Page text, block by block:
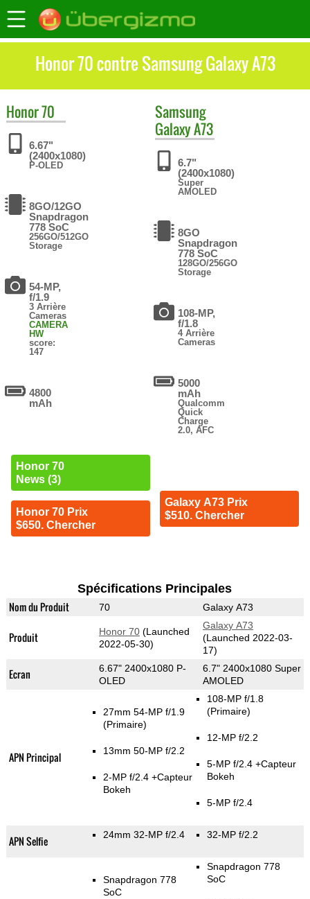
Honor 70 contre Samsung Galaxy A73
Honor70
6.67"
(2400x1080)
P-OLED
8GO/12GO
Snapdragon
778 SoC
256GO/512GO
Storage
54-MP,
f/1.9
3 Arrière
Cameras
CAMERA
HW
score:
147
4800
mAh
Honor 70
News (3)
Honor 70 Prix
$650. Chercher
Samsung
Galaxy A73
6.7"
(2400x1080)
Super
AMOLED
8GO
Snapdragon
778 SoC
128GO/256GO
Storage
108-MP,
f/1.8
4 Arrière
Cameras
5000
mAh
Qualcomm
Quick
Charge
2.0, AFC
Galaxy A73 Prix
$510. Chercher
Spécifications Principales
Nom du Produit 70 Galaxy A73
Produit Honor 70(Launched
2022-05-30)
Galaxy A73
(Launched 2022-03-
17)
Ecran
6.67" 2400x1080 P-
OLED
6.7" 2400x1080 Super
AMOLED
APN Principal
27mm 54-MP f/1.9
(Primaire)
13mm 50-MP f/2.2
2-MP f/2.4 +Capteur
Bokeh
108-MP f/1.8
(Primaire)
12-MP f/2.2
5-MP f/2.4 +Capteur
Bokeh
5-MP f/2.4
APN Selfie 24mm 32-MP f/2.4 32-MP f/2.2
Snapdragon 778
SoC
Snapdragon 778
SoC